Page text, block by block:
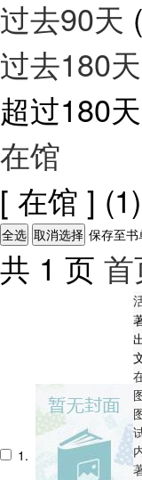
过去90天
过去180天
超过180天
在馆
[ 在馆 ] (1)
保存至书
共 1 页
1.